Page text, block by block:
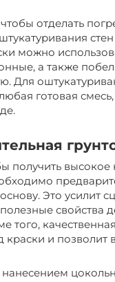
отделать
можно
а также
Для
готовая
получить высокое
Это усилит
свойства
того,
краски и позволит